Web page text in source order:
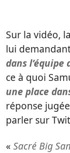
Sur la vidéo,
lui
dans l’équipe
ce à quoi
une place
réponse
parler sur
« Sacré Big